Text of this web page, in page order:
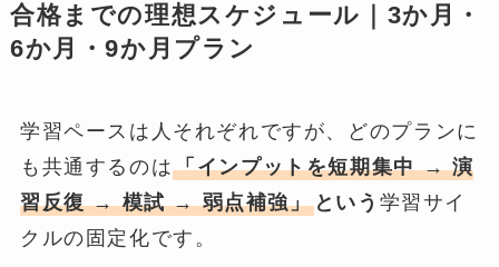
合格までの理想スケジュール｜3か月・
6か月・9か月プラン
学習ペースは人それぞれですが、どのプランに
も共通するのは「インプットを短期集中 → 演
習反復 → 模試 → 弱点補強」という 学習サイ
クルの固定化です。